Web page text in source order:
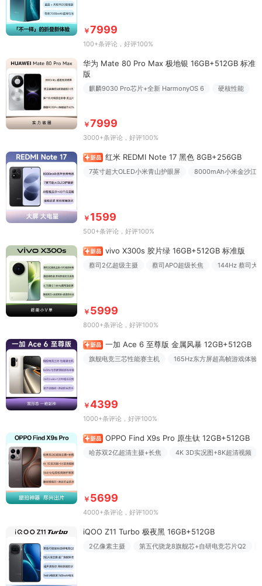
￥7999
100+条评论 ，好评100%
华为 Mate 80 Pro Max 极地银 16GB+512GB 标准
版
麒麟9030 Pro芯片+全新 HarmonyOS 6 硬核性能
￥7999
3000+条评论 ，好评100%
红米 REDMI Note 17 黑色 8GB+256GB
7英寸超大OLED小米青山护眼屏 8000mAh小米金沙江
￥ 1599
500+条评论 ，好评100%
vivo X300s 胶片绿 16GB+512GB 标准版
蔡司2亿超级主摄 蔡司APO超级长焦 144Hz 蔡司大
￥ 5999
8000+条评论 ，好评100%
一加 Ace 6 至尊版 金属风暴 12GB+512GB
旗舰电竞三芯性能赛主机 165Hz东方屏超高帧游戏体验
￥4399
1000+条评论 ，好评100%
OPPO Find X9s Pro 原生钛 12GB+512GB
哈苏双2亿超清主摄+长焦 4K 3D实况图+8K超清视频
￥ 5699
4000+条评论 ，好评100%
iQOO Z11 Turbo 极夜黑 16GB+512GB
2亿像素主摄 第五代骁龙8旗舰芯+自研电竞芯片Q2